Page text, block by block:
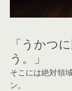
「うかつ
う。」
そこには絶対領
ン。